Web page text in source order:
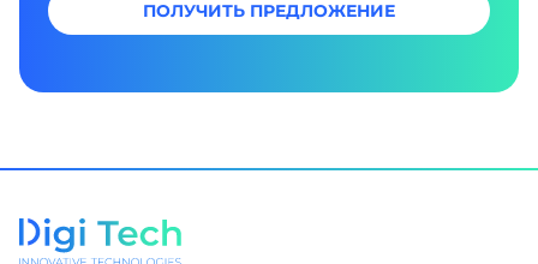
ПОЛУЧИТЬ ПРЕДЛОЖЕНИЕ